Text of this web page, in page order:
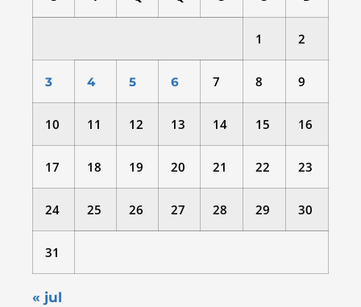
1 2
3 4 5 6 7 8 9
10 11 12 13 14 15 16
17 18 19 20 21 22 23
24 25 26 27 28 29 30
31
« jul